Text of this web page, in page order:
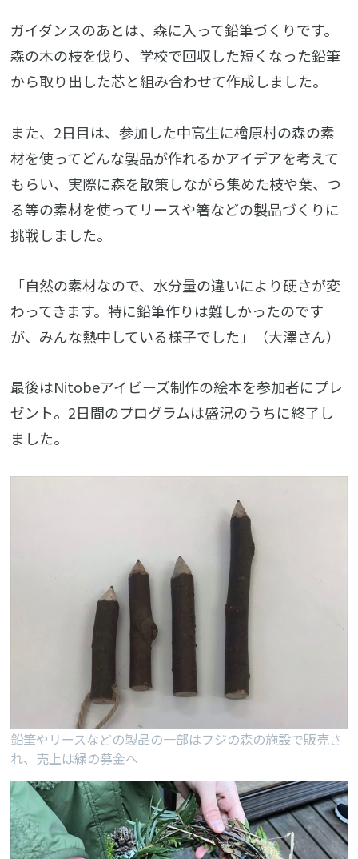
ガイダンスのあとは、森に入って鉛筆づくりです。
森の木の枝を伐り、学校で回収した短くなった鉛筆
から取り出した芯と組み合わせて作成しました。
また、2日目は、参加した中高生に檜原村の森の素
材を使ってどんな製品が作れるかアイデアを考えて
もらい、実際に森を散策しながら集めた枝や葉、つ
る等の素材を使ってリースや箸などの製品づくりに
挑戦しました。
「自然の素材なので、水分量の違いにより硬さが変
わってきます。特に鉛筆作りは難しかったのです
が、みんな熱中している様子でした」（大澤さん）
最後はNitobeアイビーズ制作の絵本を参加者にプレ
ゼント。2日間のプログラムは盛況のうちに終了し
ました。
鉛筆やリースなどの製品の一部はフジの森の施設で販売さ
れ、売上は緑の募金へ